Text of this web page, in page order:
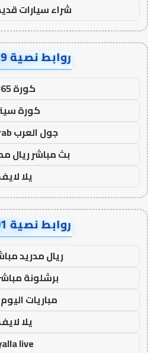
شراء سيارات
روابط نصية AA67449
كورة 365
كورة
جول العرب goalarab
بث مباشر ريال
يلا
روابط نصية AA32801
ريال مدريد
برشلونة
مباريات
يلا
live